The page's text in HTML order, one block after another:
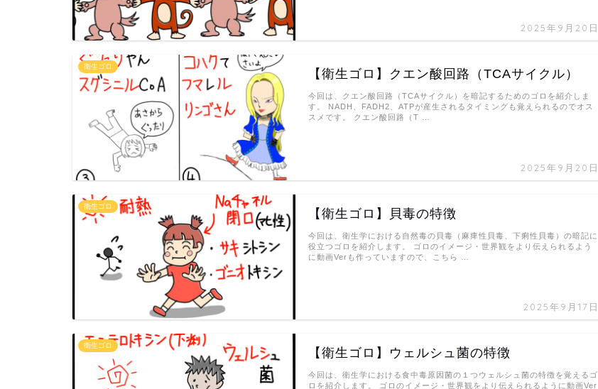
2025年9月20日
衛生ゴロ
【衛生ゴロ】クエン酸回路（TCAサイクル）
2025年9月20日
今回は、クエン酸回路（TCAサイクル）を暗記するためのゴロを紹介しま
す。 NADH、FADH2、ATPが産生されるタイミングも覚えられるのでオス
スメです。 クエン酸回路（T …
衛生ゴロ
【衛生ゴロ】貝毒の特徴
2025年9月17日
今回は、衛生学における自然毒の貝毒（麻痺性貝毒、下痢性貝毒）の暗記に
役立つゴロを紹介します。 ゴロのイメージ・世界観をより伝えられるよう
に動画Verも作っていますので、こちら …
衛生ゴロ
【衛生ゴロ】ウェルシュ菌の特徴
今回は、衛生学における食中毒原因菌の１つウェルシュ菌の特徴を覚えるゴ
ロを紹介します。 ゴロのイメージ・世界観をより伝えられるように動画Ver